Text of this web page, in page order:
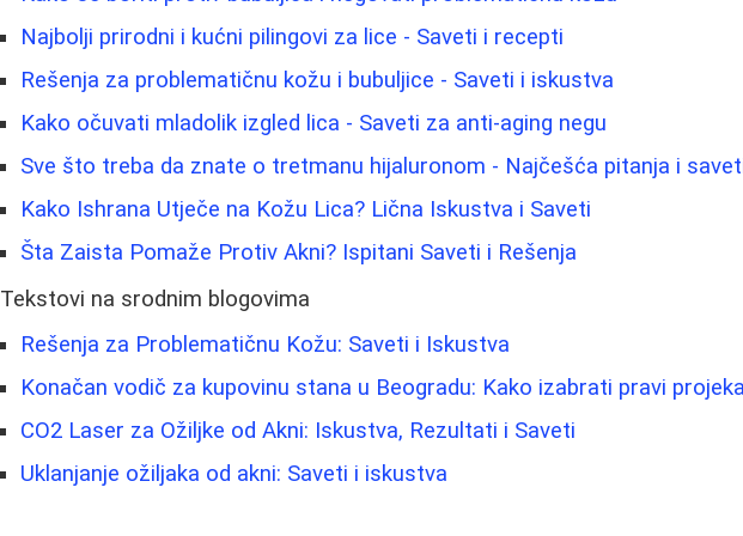
Najbolji prirodni i kućni pilingovi za lice - Saveti i recepti
Rešenja za problematičnu kožu i bubuljice - Saveti i iskustva
Kako očuvati mladolik izgled lica - Saveti za anti-aging negu
Sve što treba da znate o tretmanu hijaluronom - Najčešća pitanja i
Kako Ishrana Utječe na Kožu Lica? Lična Iskustva i Saveti
Šta Zaista Pomaže Protiv Akni? Ispitani Saveti i Rešenja
Tekstovi na srodnim blogovima
Rešenja za Problematičnu Kožu: Saveti i Iskustva
Konačan vodič za kupovinu stana u Beogradu: Kako izabrati pravi
CO2 Laser za Ožiljke od Akni: Iskustva, Rezultati i Saveti
Uklanjanje ožiljaka od akni: Saveti i iskustva